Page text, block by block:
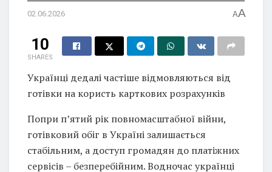
02.06.2026 AA
10
SHARES
Українці дедалі частіше відмовляються від
готівки на користь карткових розрахунків
Попри п’ятий рік повномасштабної війни,
готівковий обіг в Україні залишається
стабільним, а доступ громадян до платіжних
сервісів – безперебійним. Водночас українці